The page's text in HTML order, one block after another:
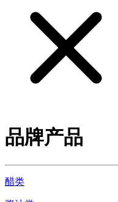
品牌产品
醋类